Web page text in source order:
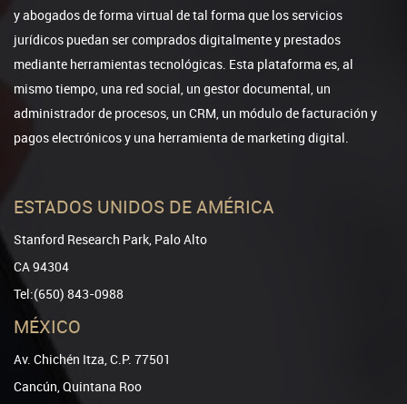
y abogados de forma virtual de tal forma que los servicios
jurídicos puedan ser comprados digitalmente y prestados
mediante herramientas tecnológicas. Esta plataforma es, al
mismo tiempo, una red social, un gestor documental, un
administrador de procesos, un CRM, un módulo de facturación y
pagos electrónicos y una herramienta de marketing digital.
ESTADOS UNIDOS DE AMÉRICA
Stanford Research Park, Palo Alto
CA 94304
Tel:(650) 843-0988
MÉXICO
Av. Chichén Itza, C.P. 77501
Cancún, Quintana Roo